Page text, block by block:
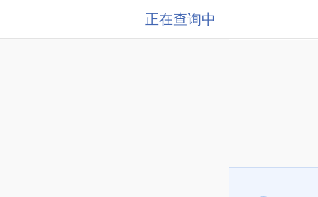
正在查询中